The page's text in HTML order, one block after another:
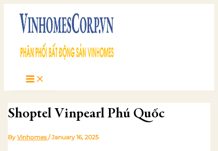
content
Shoptel Vinpearl Phú Quốc
By Vinhomes /January 16, 2025